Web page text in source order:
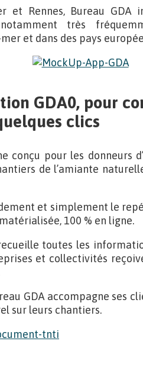
et Rennes, Bureau GDA
très
et dans des pays
GDA0, pour
clics
conçu pour les donneurs
de l’amiante
et simplement le
100 % en ligne.
toutes les
et collectivités
GDA accompagne ses
sur leurs chantiers.